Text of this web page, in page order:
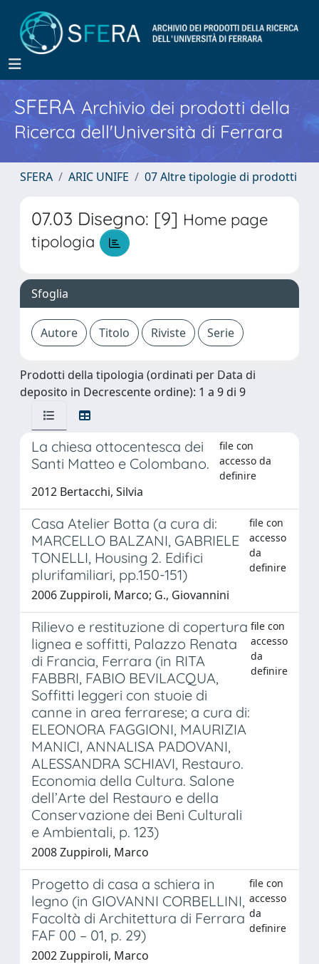
SFERA Archivio dei prodotti della
Ricerca dell'Università di Ferrara
SFERA ARIC UNIFE 07 Altre tipologie di prodotti
07.03 Disegno: [9] Home page
tipologia
Sfoglia
Prodotti della tipologia (ordinati per Data di
deposito in Decrescente ordine): 1 a 9 di 9
La chiesa ottocentesca dei
Santi Matteo e Colombano.
file con
accesso da
definire
2012 Bertacchi, Silvia
Casa Atelier Botta (a cura di:
MARCELLO BALZANI, GABRIELE
TONELLI, Housing 2. Edifici
plurifamiliari, pp.150-151)
file con
accesso
da
definire
2006 Zuppiroli, Marco; G., Giovannini
Rilievo e restituzione di copertura
lignea e soffitti, Palazzo Renata
di Francia, Ferrara (in RITA
FABBRI, FABIO BEVILACQUA,
Soffitti leggeri con stuoie di
canne in area ferrarese; a cura di:
ELEONORA FAGGIONI, MAURIZIA
MANICI, ANNALISA PADOVANI,
ALESSANDRA SCHIAVI, Restauro.
Economia della Cultura. Salone
dell’Arte del Restauro e della
Conservazione dei Beni Culturali
e Ambientali, p. 123)
file con
accesso
da
definire
2008 Zuppiroli, Marco
Progetto di casa a schiera in
legno (in GIOVANNI CORBELLINI,
Facoltà di Architettura di Ferrara
FAF 00 – 01, p. 29)
file con
accesso
da
definire
2002 Zuppiroli, Marco